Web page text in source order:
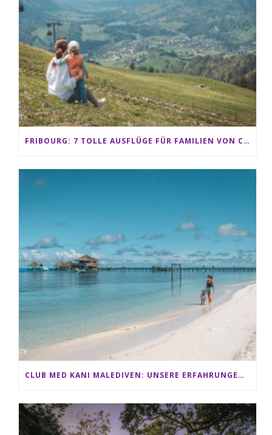
FRIBOURG: 7 TOLLE AUSFLÜGE FÜR FAMILIEN VON CHARMEY BIS LES PACCOTS
CLUB MED KANI MALEDIVEN: UNSERE ERFAHRUNGEN IM ALL-INCLUSIVE PARADIES